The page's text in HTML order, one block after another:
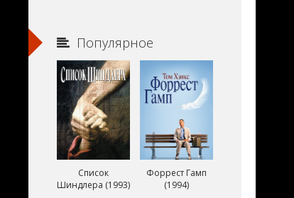
Популярное
Список
Шиндлера (1993)
Форрест Гамп
(1994)